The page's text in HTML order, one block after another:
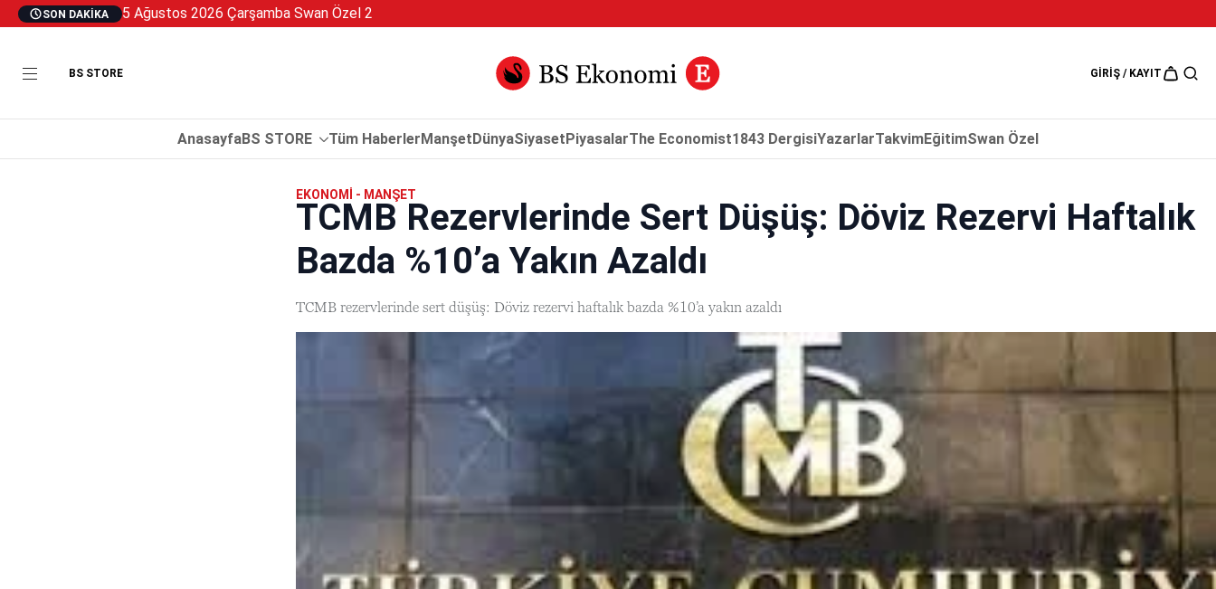
SON DAKIKA 5 Ağustos 2026 Çarşamba Swan Özel 2
BS STORE GIRIŞ / KAYIT
AnasayfaBS STORE Tüm HaberlerManşetDünyaSiyasetPiyasalarThe Economist1843 DergisiYazarlarTakvimEğitimSwan Özel
EKONOMI - MANŞET
TCMB Rezervlerinde Sert Düşüş: Döviz Rezervi Haftalık
Bazda %10’a Yakın Azaldı
TCMB rezervlerinde sert düşüş: Döviz rezervi haftalık bazda %10’a yakın azaldı